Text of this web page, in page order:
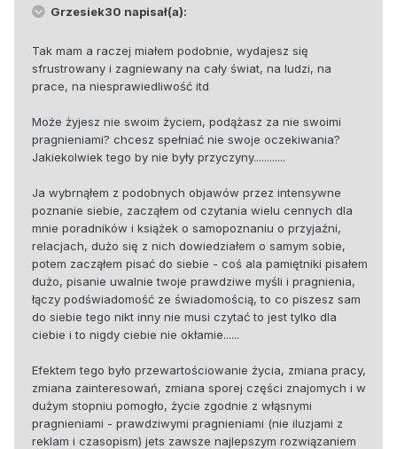
Grzesiek30 napisał(a):
Tak mam a raczej miałem podobnie, wydajesz się
sfrustrowany i zagniewany na cały świat, na ludzi, na
prace, na niesprawiedliwość itd
Może żyjesz nie swoim życiem, podążasz za nie swoimi
pragnieniami? chcesz spełniać nie swoje oczekiwania?
Jakiekolwiek tego by nie były przyczyny............
Ja wybrnąłem z podobnych objawów przez intensywne
poznanie siebie, zacząłem od czytania wielu cennych dla
mnie poradników i książek o samopoznaniu o przyjaźni,
relacjach, dużo się z nich dowiedziałem o samym sobie,
potem zacząłem pisać do siebie - coś ala pamiętniki pisałem
dużo, pisanie uwalnie twoje prawdziwe myśli i pragnienia,
łączy podświadomość ze świadomością, to co piszesz sam
do siebie tego nikt inny nie musi czytać to jest tylko dla
ciebie i to nigdy ciebie nie okłamie......
Efektem tego było przewartościowanie życia, zmiana pracy,
zmiana zainteresowań, zmiana sporej części znajomych i w
dużym stopniu pomogło, życie zgodnie z włąsnymi
pragnieniami - prawdziwymi pragnieniami (nie iluzjami z
reklam i czasopism) jets zawsze najlepszym rozwiązaniem